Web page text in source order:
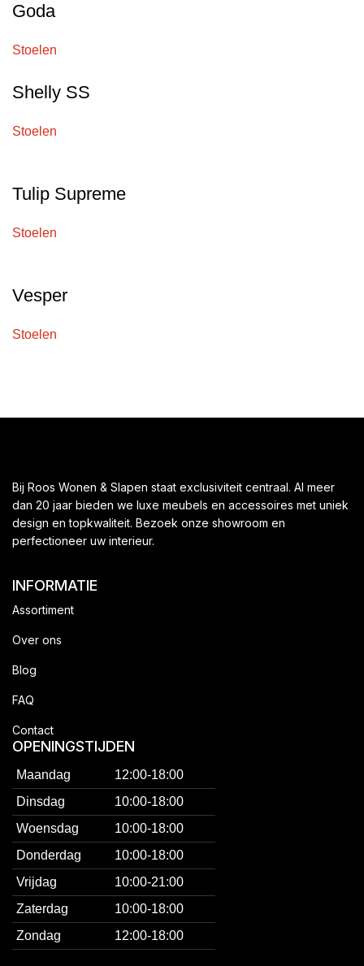
Goda
Stoelen
Shelly SS
Stoelen
Tulip Supreme
Stoelen
Vesper
Stoelen
Bij Roos Wonen & Slapen staat exclusiviteit centraal. Al meer
dan 20 jaar bieden we luxe meubels en accessoires met uniek
design en topkwaliteit. Bezoek onze showroom en
perfectioneer uw interieur.
INFORMATIE
Assortiment
Over ons
Blog
FAQ
Contact
OPENINGSTIJDEN
Maandag
12:00-18:00
Dinsdag
10:00-18:00
Woensdag
10:00-18:00
Donderdag
10:00-18:00
Vrijdag
10:00-21:00
Zaterdag
10:00-18:00
Zondag
12:00-18:00